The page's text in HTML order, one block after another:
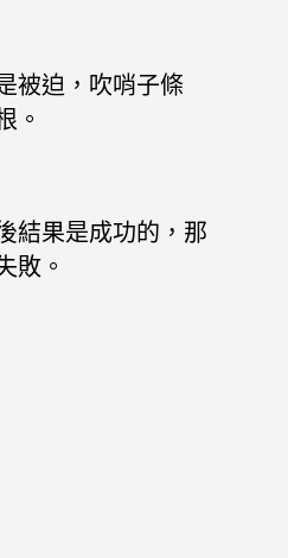
被迫，吹哨子條
。
結果是成功的，那
敗。